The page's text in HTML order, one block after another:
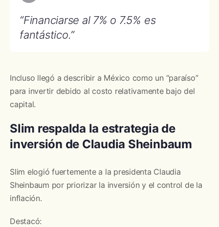
“Financiarse al 7% o 7.5% es
fantástico.”
Incluso llegó a describir a México como un “paraíso”
para invertir debido al costo relativamente bajo del
capital.
Slim respalda la estrategia de
inversión de Claudia Sheinbaum
Slim elogió fuertemente a la presidenta Claudia
Sheinbaum por priorizar la inversión y el control de la
inflación.
Destacó: